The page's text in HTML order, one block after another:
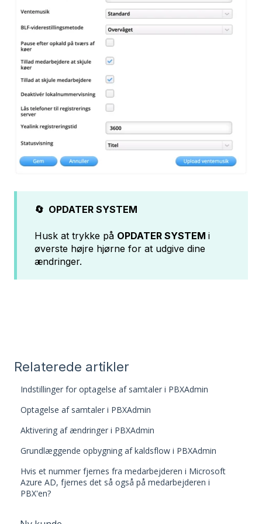
🔄 OPDATER SYSTEM
Husk at trykke på OPDATER SYSTEM i
øverste højre hjørne for at udgive dine
ændringer.
Relaterede artikler
Indstillinger for optagelse af samtaler i PBXAdmin
Optagelse af samtaler i PBXAdmin
Aktivering af ændringer i PBXAdmin
Grundlæggende opbygning af kaldsflow i PBXAdmin
Hvis et nummer fjernes fra medarbejderen i Microsoft
Azure AD, fjernes det så også på medarbejderen i
PBX'en?